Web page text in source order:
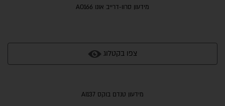
מידעון סרוו-דרייב אונו AO166
צפו בקטלוג
מידעון טנדם בוקס AI137